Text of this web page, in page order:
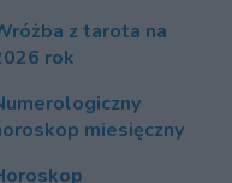
z tarota na
rok
miesięczny